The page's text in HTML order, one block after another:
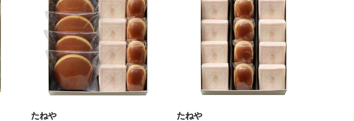
たねや
たねや